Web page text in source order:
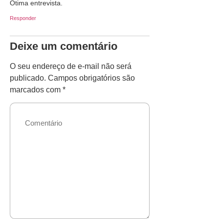
Ótima entrevista.
Responder
Deixe um comentário
O seu endereço de e-mail não será
publicado. Campos obrigatórios são
marcados com *